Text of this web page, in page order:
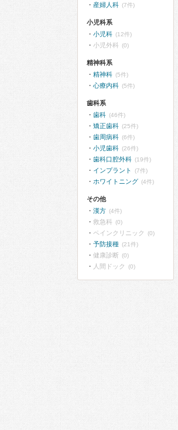
産婦人科 (7件)
小児科系
小児科 (12件)
小児外科 (0)
精神科系
精神科 (5件)
心療内科 (5件)
歯科系
歯科 (46件)
矯正歯科 (25件)
歯周病科 (6件)
小児歯科 (26件)
歯科口腔外科 (19件)
インプラント (7件)
ホワイトニング (4件)
その他
漢方 (4件)
救急科 (0)
ペインクリニック (0)
予防接種 (21件)
健康診断 (0)
人間ドック (0)